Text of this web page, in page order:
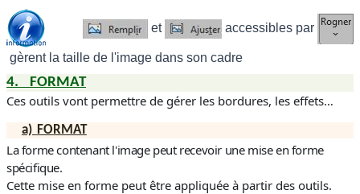
et accessibles par
gèrent la taille de l'image dans son cadre
4. FORMAT
Ces outils vont permettre de gérer les bordures, les effets…
a) FORMAT
La forme contenant l'image peut recevoir une mise en forme
spécifique.
Cette mise en forme peut être appliquée à partir des outils.